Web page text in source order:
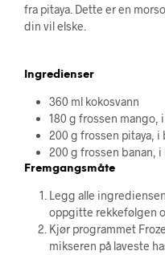
fra pitaya. Dette er en
din vil elske.
Ingredienser
360 ml kokosvann
180 g frossen mango,
200 g frossen pitaya, i
200 g frossen banan,
Fremgangsmåte
Legg alle
oppgitte rekkefølgen
Kjør programmet
mikseren på laveste